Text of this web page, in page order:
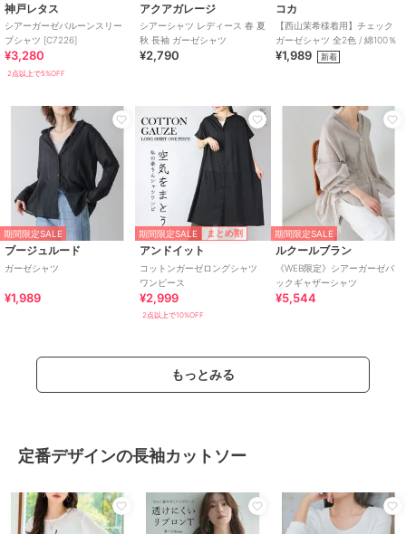
神戸レタス
シアーガーゼバルーンスリー
ブシャツ [C7226]
¥3,280
2点以上で5%OFF
アクアガレージ
シアーシャツ レディース 春 夏
秋 長袖 ガーゼシャツ
¥2,790
コカ
【西山茉希様着用】チェック
ガーゼシャツ 全2色 / 綿100％
¥1,989 新着
期間限定SALE
ブージュルード
ガーゼシャツ
¥1,989
期間限定SALE まとめ割
アンドイット
コットンガーゼロングシャツ
ワンピース
¥2,999
2点以上で10%OFF
期間限定SALE
ルクールブラン
《WEB限定》シアーガーゼバ
ックギャザーシャツ
¥5,544
もっとみる
定番デザインの長袖カットソー